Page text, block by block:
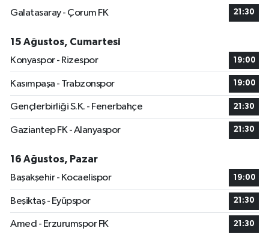
Galatasaray - Çorum FK
21:30
15 Ağustos, Cumartesi
Konyaspor - Rizespor
19:00
Kasımpaşa - Trabzonspor 19:00
Gençlerbirliği S.K. - Fenerbahçe 21:30
Gaziantep FK - Alanyaspor 21:30
16 Ağustos, Pazar
Başakşehir - Kocaelispor
19:00
Beşiktaş - Eyüpspor 21:30
Amed - Erzurumspor FK 21:30